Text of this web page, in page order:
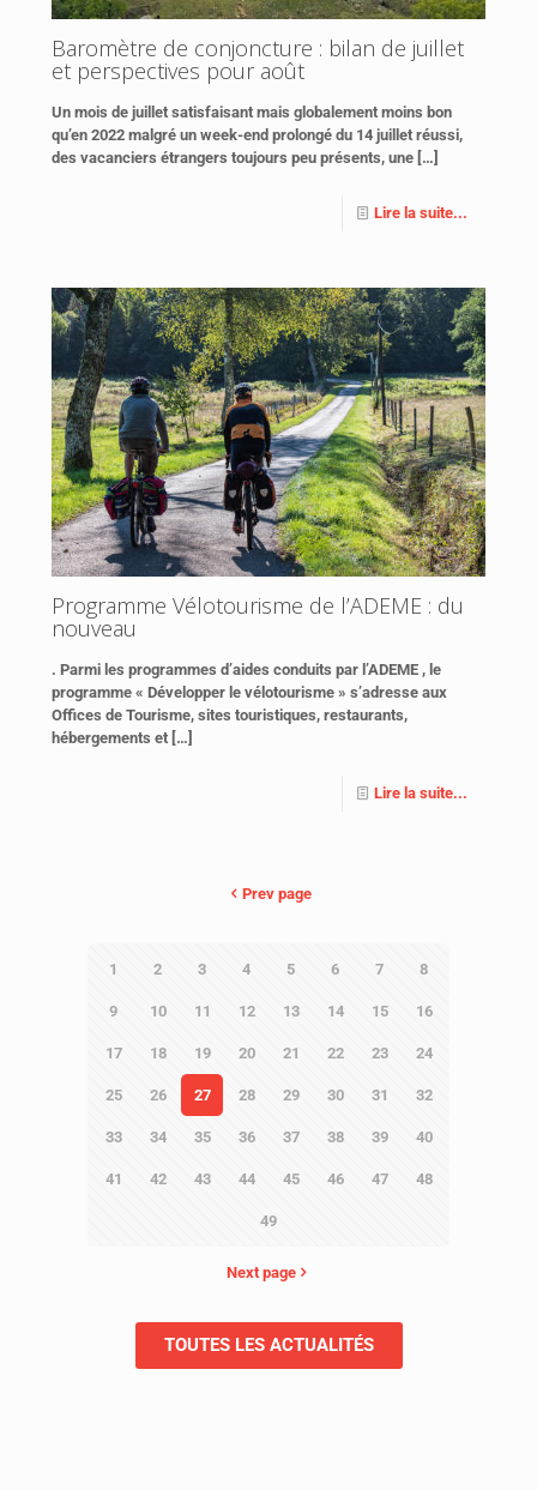
Baromètre de conjoncture : bilan de juillet
et perspectives pour août
Un mois de juillet satisfaisant mais globalement moins bon
qu’en 2022 malgré un week-end prolongé du 14 juillet réussi,
des vacanciers étrangers toujours peu présents, une […]
Lire la suite...
Programme Vélotourisme de l’ADEME : du
nouveau
. Parmi les programmes d’aides conduits par l’ADEME , le
programme « Développer le vélotourisme » s’adresse aux
Offices de Tourisme, sites touristiques, restaurants,
hébergements et […]
Lire la suite...
Prev page
1 2 3 4 5 6 7 8
9 10 11 12 13 14 15 16
17 18 19 20 21 22 23 24
25 26 27 28 29 30 31 32
33 34 35 36 37 38 39 40
41 42 43 44 45 46 47 48
49
Next page
TOUTES LES ACTUALITÉS